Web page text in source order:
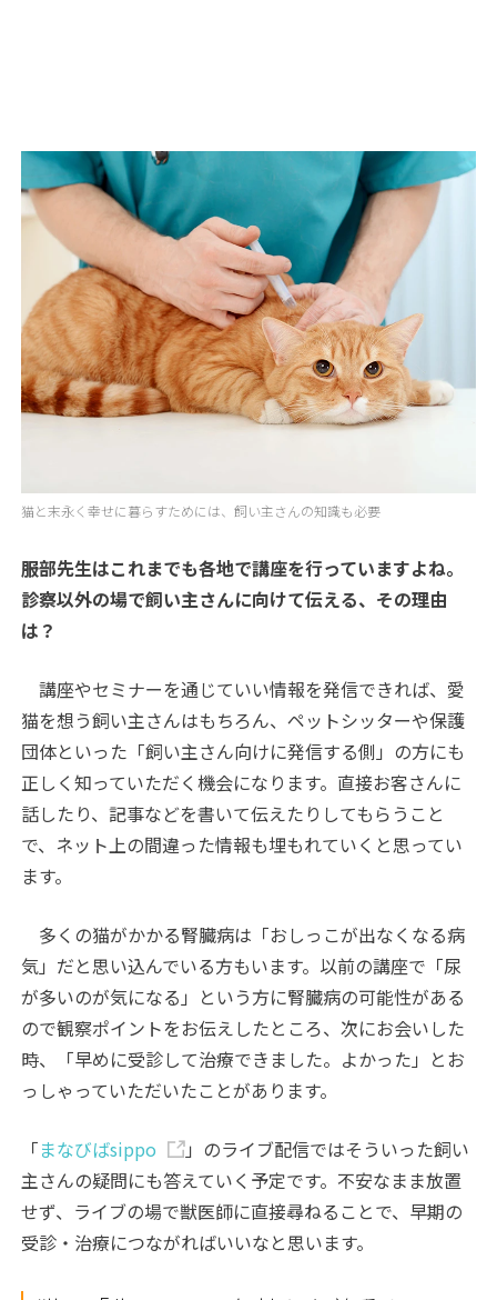
猫と末永く幸せに暮らすためには、飼い主さんの知識も必要
――服部先生はこれまでも各地で講座を行っていますよね。
診察以外の場で飼い主さんに向けて伝える、その理由
は？
講座やセミナーを通じていい情報を発信できれば、愛
猫を想う飼い主さんはもちろん、ペットシッターや保護
団体といった「飼い主さん向けに発信する側」の方にも
正しく知っていただく機会になります。直接お客さんに
話したり、記事などを書いて伝えたりしてもらうこと
で、ネット上の間違った情報も埋もれていくと思ってい
ます。
多くの猫がかかる腎臓病は「おしっこが出なくなる病
気」だと思い込んでいる方もいます。以前の講座で「尿
が多いのが気になる」という方に腎臓病の可能性がある
ので観察ポイントをお伝えしたところ、次にお会いした
時、「早めに受診して治療できました。よかった」とお
っしゃっていただいたことがあります。
「まなびばsippo
」のライブ配信ではそういった飼い
主さんの疑問にも答えていく予定です。不安なまま放置
せず、ライブの場で獣医師に直接尋ねることで、早期の
受診・治療につながればいいなと思います。